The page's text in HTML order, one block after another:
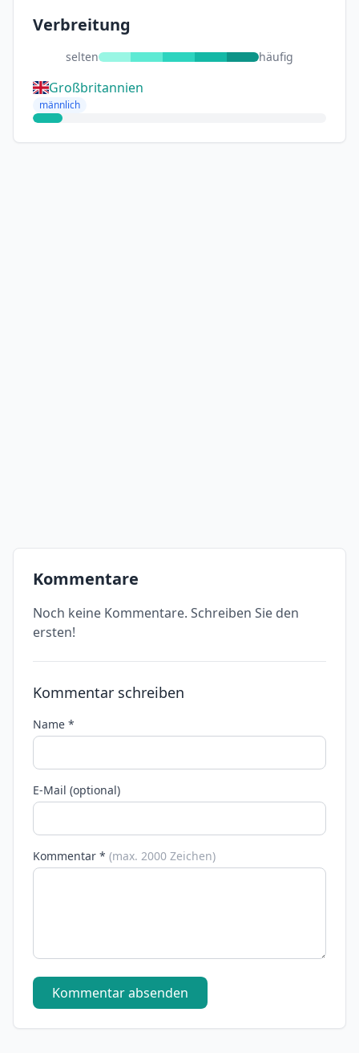
Verbreitung
selten häufig
Großbritannien
männlich
Kommentare
Noch keine Kommentare. Schreiben Sie den
ersten!
Kommentar schreiben
Name *
E-Mail (optional)
Kommentar * (max. 2000 Zeichen)
Kommentar absenden